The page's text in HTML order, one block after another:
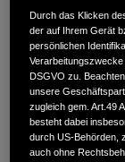
WEBSITE
Durch das Klicken
der auf Ihrem Gerät
persönlichen
DSGVO zu.
unsere
zugleich gem. Art.49
besteht dabei
durch US-Behörden,
auch ohne